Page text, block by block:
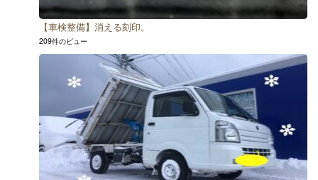
【車検整備】消える刻印。
209件のビュー